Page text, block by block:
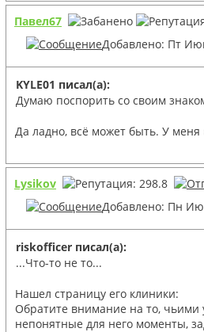
Павел67
Добавлено: Пт
KYLE01 писал(а):
Думаю поспорить со своим
Да ладно, всё может быть. У
Lysikov
Добавлено: Пн
riskofficer писал(а):
...Что-то не то...
Нашел страницу его клиники:
Обратите внимание на то, чьими
непонятные для него моменты,